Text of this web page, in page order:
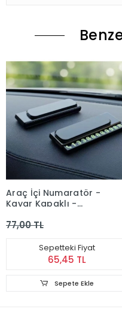
Araç İçi Numaratör -
Kayar Kapaklı -
77,00 TL
Sepetteki Fiyat
65,45 TL
Sepete Ekle